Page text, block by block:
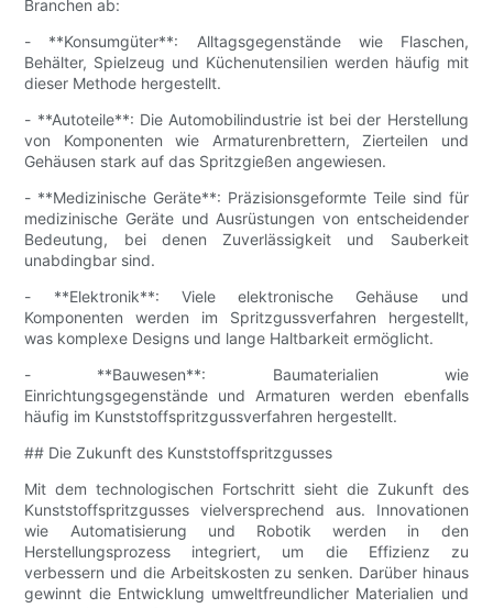
Branchen ab:
- **Konsumgüter**: Alltagsgegenstände wie Flaschen,
Behälter, Spielzeug und Küchenutensilien werden häufig mit
dieser Methode hergestellt.
- **Autoteile**: Die Automobilindustrie ist bei der Herstellung
von Komponenten wie Armaturenbrettern, Zierteilen und
Gehäusen stark auf das Spritzgießen angewiesen.
- **Medizinische Geräte**: Präzisionsgeformte Teile sind für
medizinische Geräte und Ausrüstungen von entscheidender
Bedeutung, bei denen Zuverlässigkeit und Sauberkeit
unabdingbar sind.
- **Elektronik**: Viele elektronische Gehäuse und
Komponenten werden im Spritzgussverfahren hergestellt,
was komplexe Designs und lange Haltbarkeit ermöglicht.
- **Bauwesen**: Baumaterialien wie
Einrichtungsgegenstände und Armaturen werden ebenfalls
häufig im Kunststoffspritzgussverfahren hergestellt.
## Die Zukunft des Kunststoffspritzgusses
Mit dem technologischen Fortschritt sieht die Zukunft des
Kunststoffspritzgusses vielversprechend aus. Innovationen
wie Automatisierung und Robotik werden in den
Herstellungsprozess integriert, um die Effizienz zu
verbessern und die Arbeitskosten zu senken. Darüber hinaus
gewinnt die Entwicklung umweltfreundlicher Materialien und